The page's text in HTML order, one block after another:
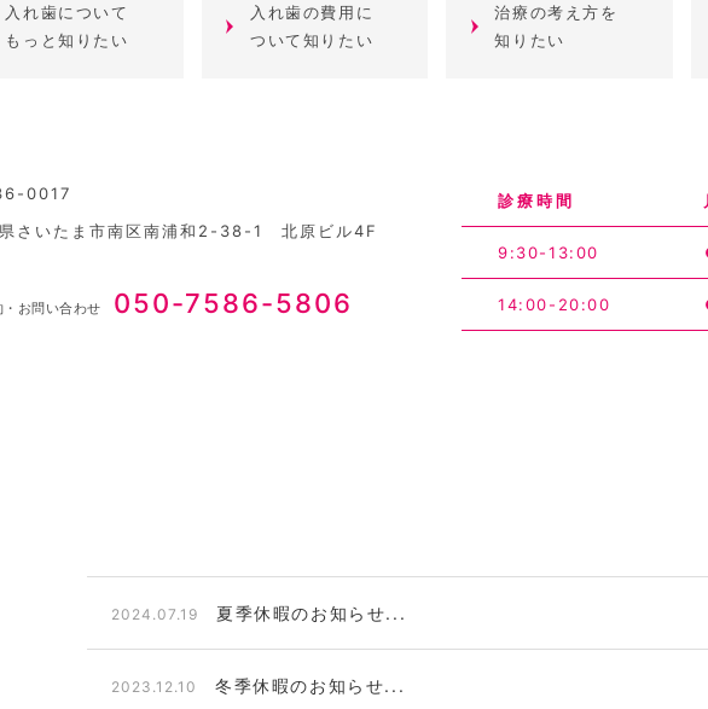
入れ歯について
もっと知りたい
入れ歯の費用に
ついて知りたい
治療の考え方を
知りたい
0017
さいたま市南区南浦和2-38-1 北原ビル4F
・お問い合わせ 050-7586-5806
診療時間
9:30-13:00
14:00-20:00
2024.07.19 夏季休暇のお知らせ...
2023.12.10 冬季休暇のお知らせ...